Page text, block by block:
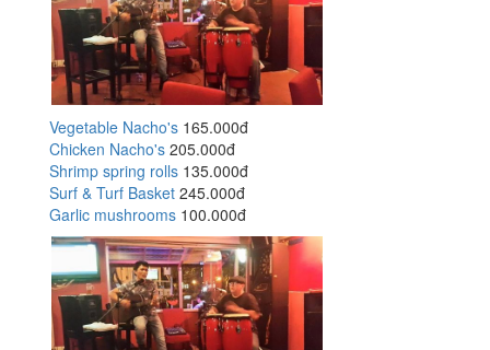
Vegetable Nacho's 165.000đ
Chicken Nacho's 205.000đ
Shrimp spring rolls 135.000đ
Surf & Turf Basket 245.000đ
Garlic mushrooms 100.000đ